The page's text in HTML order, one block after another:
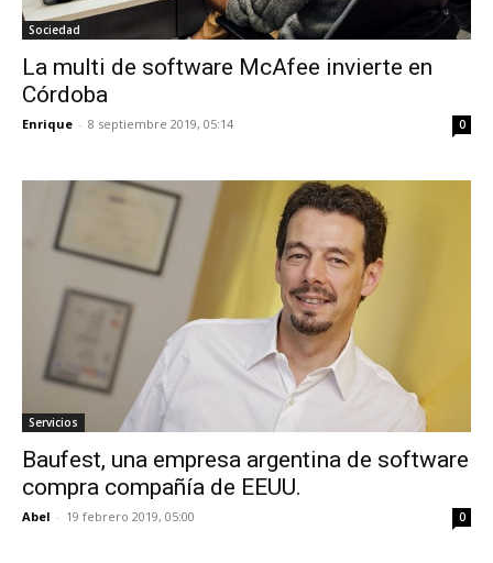
Sociedad
La multi de software McAfee invierte en
Córdoba
Enrique - 8 septiembre 2019, 05:14 0
Servicios
Baufest, una empresa argentina de software
compra compañía de EEUU.
Abel - 19 febrero 2019, 05:00 0